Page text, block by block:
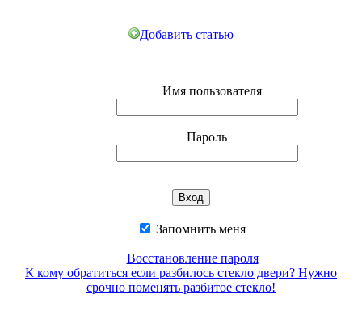
Добавить статью
Имя пользователя
Пароль
Запомнить меня
Восстановление пароля
К кому обратиться если разбилось стекло двери? Нужно
срочно поменять разбитое стекло!